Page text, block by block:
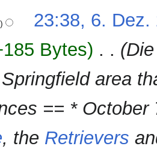
23:38, 6. Dez.
Bytes
area
== *
, the Retrievers